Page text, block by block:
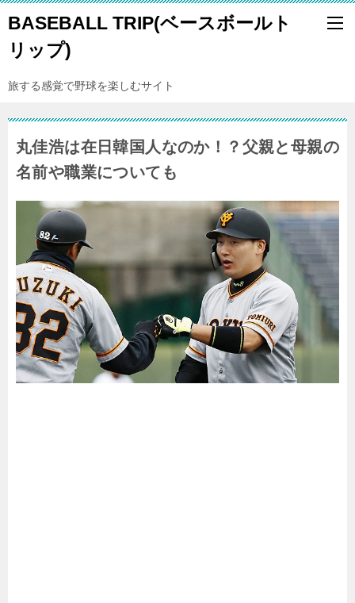
BASEBALL TRIP(ベースボールト
リップ)
旅する感覚で野球を楽しむサイト
丸佳浩は在日韓国人なのか！？父親と母親の
名前や職業についても